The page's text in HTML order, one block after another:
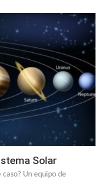
Solar
caso? Un equipo de